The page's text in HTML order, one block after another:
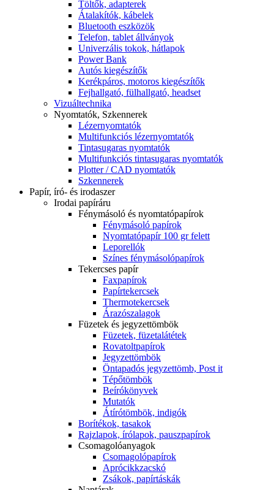
Töltők, adapterek
Átalakítók, kábelek
Bluetooth eszközök
Telefon, tablet állványok
Univerzális tokok, hátlapok
Power Bank
Autós kiegészítők
Kerékpáros, motoros kiegészítők
Fejhallgató, fülhallgató, headset
Vizuáltechnika
Nyomtatók, Szkennerek
Lézernyomtatók
Multifunkciós lézernyomtatók
Tintasugaras nyomtatók
Multifunkciós tintasugaras nyomtatók
Plotter / CAD nyomtatók
Szkennerek
Papír, író- és irodaszer
Irodai papíráru
Fénymásoló és nyomtatópapírok
Fénymásoló papírok
Nyomtatópapír 100 gr felett
Leporellók
Színes fénymásolópapírok
Tekercses papír
Faxpapírok
Papírtekercsek
Thermotekercsek
Árazószalagok
Füzetek és jegyzettömbök
Füzetek, füzetalátétek
Rovatoltpapírok
Jegyzettömbök
Öntapadós jegyzettömb, Post it
Tépőtömbök
Beírókönyvek
Mutatók
Átírótömbök, indigók
Borítékok, tasakok
Rajzlapok, írólapok, pauszpapírok
Csomagolóanyagok
Csomagolópapírok
Aprócikkzacskó
Zsákok, papírtáskák